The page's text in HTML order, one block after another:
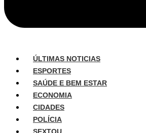
ÚLTIMAS NOTICIAS
ESPORTES
SAÚDE E BEM ESTAR
ECONOMIA
CIDADES
POLÍCIA